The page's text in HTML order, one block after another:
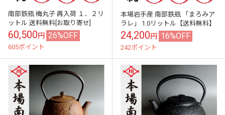
南部鉄瓶 梅丸子 再入荷 １．２リ
ットル 送料無料[お取り寄せ]
60,500円 26%OFF
605ポイント
本場岩手産 南部鉄瓶 「まろみア
ラレ」 1.0リットル【送料無料】
24,200円 16%OFF
242ポイント